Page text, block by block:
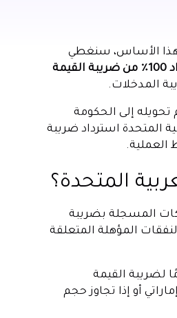
هذا الأساس، سنغطي
كيفية استرداد 100٪ من ضريبة القيمة
المدخلات.
إلى الحكومة
المتحدة استرداد ضريبة
العملية.
المتحدة؟
المسجلة بضريبة
المؤهلة المتعلقة
في الإمارات العربية المتحدة، يتعين عليك التسجيل في غضون 30 يومًا لضريبة القيمة
السنوي الخاضع للضريبة الحد الإلزامي البالغ 375,000 درهم إماراتي أو إذا تجاوز حجم